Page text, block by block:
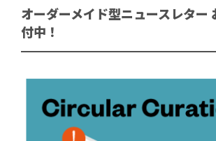
オーダーメイド型ニュースレター
付中！